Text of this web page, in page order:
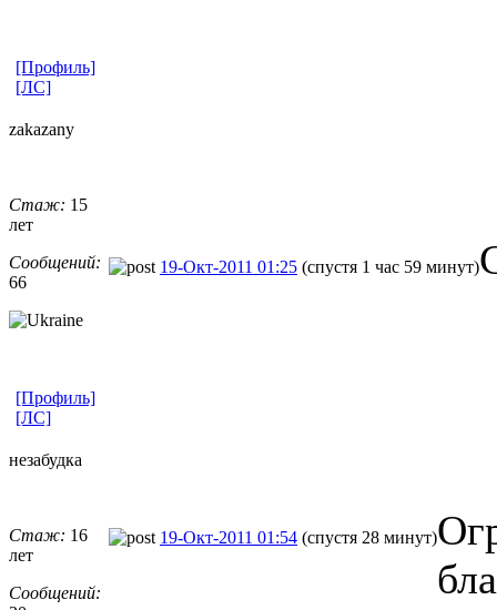
[Профиль]
[ЛС]
zakazany
Стаж: 15
лет
Сообщений:
66
19-Окт-2011 01:25 (спустя 1 час 59 минут)
[Профиль]
[ЛС]
незабудка
Стаж: 16
лет
Сообщений:
19-Окт-2011 01:54 (спустя 28 минут)